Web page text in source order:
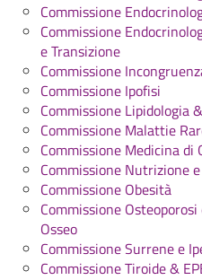
Commissione
Commissione
e Transizione
Commissione
Commissione Ipofisi
Commissione Lipidologia
Commissione Malattie
Commissione Medicina di
Commissione Nutrizione
Commissione Obesità
Commissione
Osseo
Commissione Surrene e
Commissione Tiroide &